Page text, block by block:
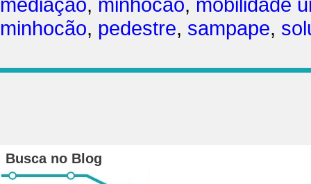
mediação, minhocão, mobilidade
minhocão, pedestre, sampape,
Busca no Blog